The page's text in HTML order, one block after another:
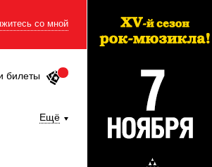
со мной
билеты
Ещё